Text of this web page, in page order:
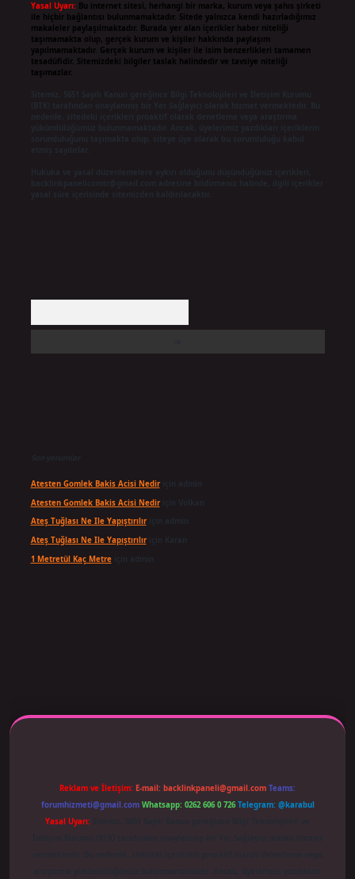
Yasal Uyarı: Bu internet sitesi, herhangi bir marka, kurum veya şahıs şirketi
ile hiçbir bağlantısı bulunmamaktadır. Sitede yalnızca kendi hazırladığımız
makaleler paylaşılmaktadır. Burada yer alan içerikler haber niteliği
taşımamakta olup, gerçek kurum ve kişiler hakkında paylaşım
yapılmamaktadır. Gerçek kurum ve kişiler ile isim benzerlikleri tamamen
tesadüfidir. Sitemizdeki bilgiler taslak halindedir ve tavsiye niteliği
taşımazlar.
Sitemiz, 5651 Sayılı Kanun gereğince Bilgi Teknolojileri ve İletişim Kurumu
(BTK) tarafından onaylanmış bir Yer Sağlayıcı olarak hizmet vermektedir. Bu
nedenle, sitedeki içerikleri proaktif olarak denetleme veya araştırma
yükümlülüğümüz bulunmamaktadır. Ancak, üyelerimiz yazdıkları içeriklerin
Hukuka ve yasal düzenlemelere aykırı olduğunu düşündüğünüz içerikleri,
Son yorumlar
Atesten Gomlek Bakis Acisi Nediriçin
Atesten Gomlek Bakis Acisi Nediriçin
Ateş Tuğlası Ne Ile Yapıştırılıriçin
Ateş Tuğlası Ne Ile Yapıştırılıriçin
1 Metretül Kaç Metreiçin
Reklam ve İletişim: E-mail: backlinkpaneli@gmail.com Teams:
forumhizmeti@gmail.com Whatsapp: 0262 606 0 726 Telegram: @karabul
Yasal Uyarı: